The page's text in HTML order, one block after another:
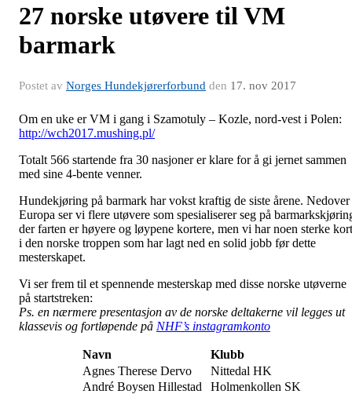
27 norske utøvere til VM
barmark
Postet av Norges Hundekjørerforbund den 17. nov 2017
Om en uke er VM i gang i Szamotuly – Kozle, nord-vest i Polen:
http://wch2017.mushing.pl/
Totalt 566 startende fra 30 nasjoner er klare for å gi jernet sammen
med sine 4-bente venner.
Hundekjøring på barmark har vokst kraftig de siste årene.
Europa ser vi flere utøvere som spesialiserer seg på
der farten er høyere og løypene kortere, men vi har noen sterke kort
i den norske troppen som har lagt ned en solid jobb før dette
mesterskapet.
Vi ser frem til et spennende mesterskap med disse norske utøverne
på startstreken:
Ps. en nærmere presentasjon av de norske deltakerne vil legges ut
klassevis og fortløpende på NHF’s instagramkonto
Navn Klubb
Agnes Therese Dervo
Nittedal HK
André Boysen Hillestad
Holmenkollen SK